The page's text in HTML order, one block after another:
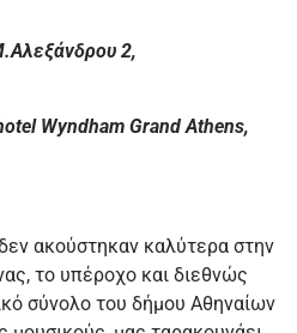
2,
Wyndham Grand Athens,
ακούστηκαν καλύτερα στην
το υπέροχο και διεθνώς
σύνολο του δήμου Αθηναίων